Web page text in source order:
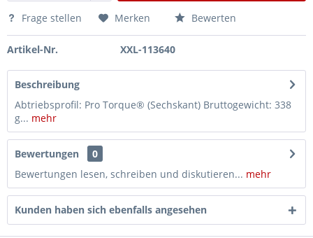
Frage stellen Merken Bewerten
Artikel-Nr. XXL-113640
Beschreibung
Abtriebsprofil: Pro Torque® (Sechskant) Bruttogewicht: 338
g... mehr
Bewertungen
0
Bewertungen lesen, schreiben und diskutieren... mehr
Kunden haben sich ebenfalls angesehen